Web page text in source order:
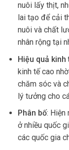
nuôi lấy thịt,
lai tạo để cải
nuôi và chất
nhân rộng tại
Hiệu quả kinh
kinh tế cao
chăm sóc và
lý tưởng cho
Phân bố: Hiện
ở nhiều quốc
các quốc gia